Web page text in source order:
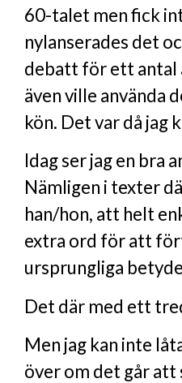
60-talet men fick
nylanserades det
debatt för ett antal
även ville använda
kön. Det var då jag
Idag ser jag en bra
Nämligen i texter
han/hon, att helt
extra ord för att
ursprungliga
Det där med ett
Men jag kan inte
över om det går att